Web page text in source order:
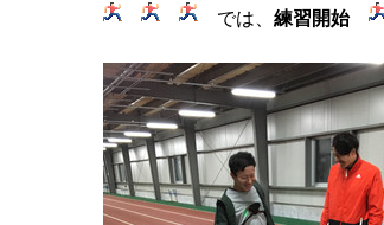
では、 練習開始